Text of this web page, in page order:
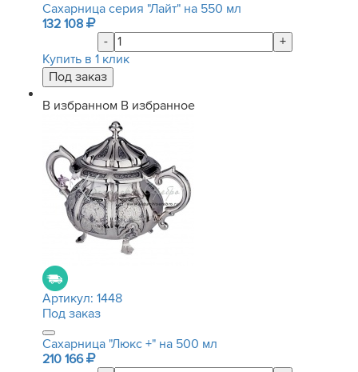
Сахарница серия "Лайт" на 550 мл
132 108
-
+
Купить в 1 клик
В избранном В избранное
Артикул: 1448
Под заказ
Сахарница "Люкс +" на 500 мл
210 166